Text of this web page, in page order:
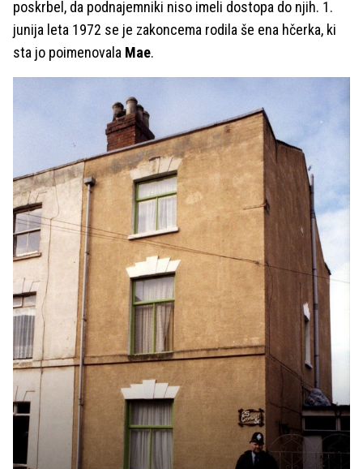
poskrbel, da podnajemniki niso imeli dostopa do njih. 1.
junija leta 1972 se je zakoncema rodila še ena hčerka, ki
sta jo poimenovala Mae.